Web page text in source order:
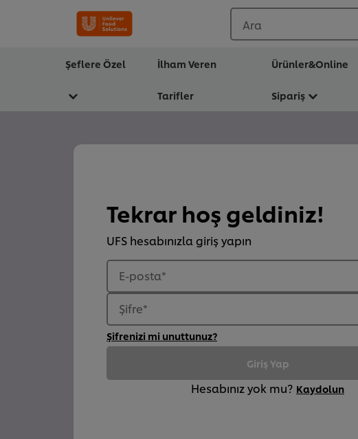
Ara
Şeflere Özel İlham Veren
Tarifler
Ürünler&Online
Sipariş
Tekrar hoş geldiniz!
UFS hesabınızla giriş yapın
E-posta*
Şifre*
Şifrenizi mi unuttunuz?
Giriş Yap
Hesabınız yok mu? Kaydolun